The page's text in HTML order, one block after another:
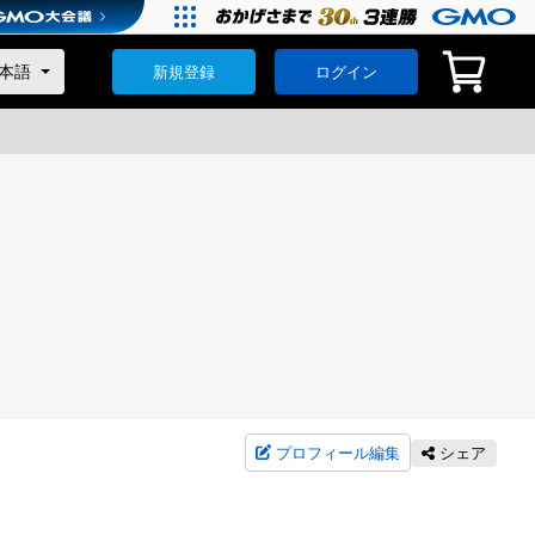
新規登録 ログイン
プロフィール編集 シェア